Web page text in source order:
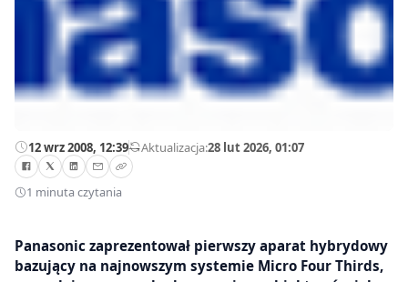
12 wrz 2008, 12:39—Aktualizacja:28 lut 2026, 01:07
1 minuta czytania
Panasonic zaprezentował pierwszy aparat hybrydowy
bazujący na najnowszym systemie Micro Four Thirds,